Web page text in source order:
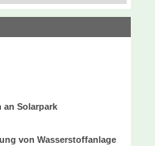
an Solarpark
von Wasserstoffanlage